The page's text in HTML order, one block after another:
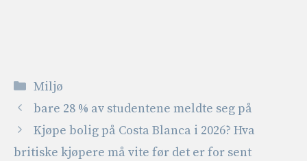
Kategorier
Miljø
bare 28 % av studentene meldte seg på
Kjøpe bolig på Costa Blanca i 2026? Hva
britiske kjøpere må vite før det er for sent